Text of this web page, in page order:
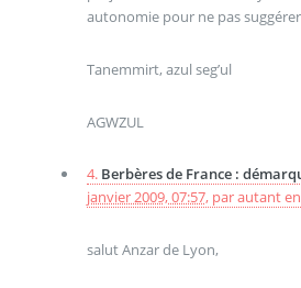
autonomie pour ne pas
Tanemmirt, azul seg’ul
AGWZUL
4. Berbères de France :
janvier 2009, 07:57, parautant
salut Anzar de Lyon,